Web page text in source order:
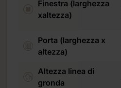
Finestra (larghezza
xaltezza)
Porta (larghezza x
altezza)
Altezza linea di
gronda
isolamento